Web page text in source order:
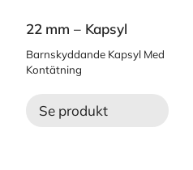
22 mm – Kapsyl
Barnskyddande Kapsyl Med
Kontätning
Se produkt